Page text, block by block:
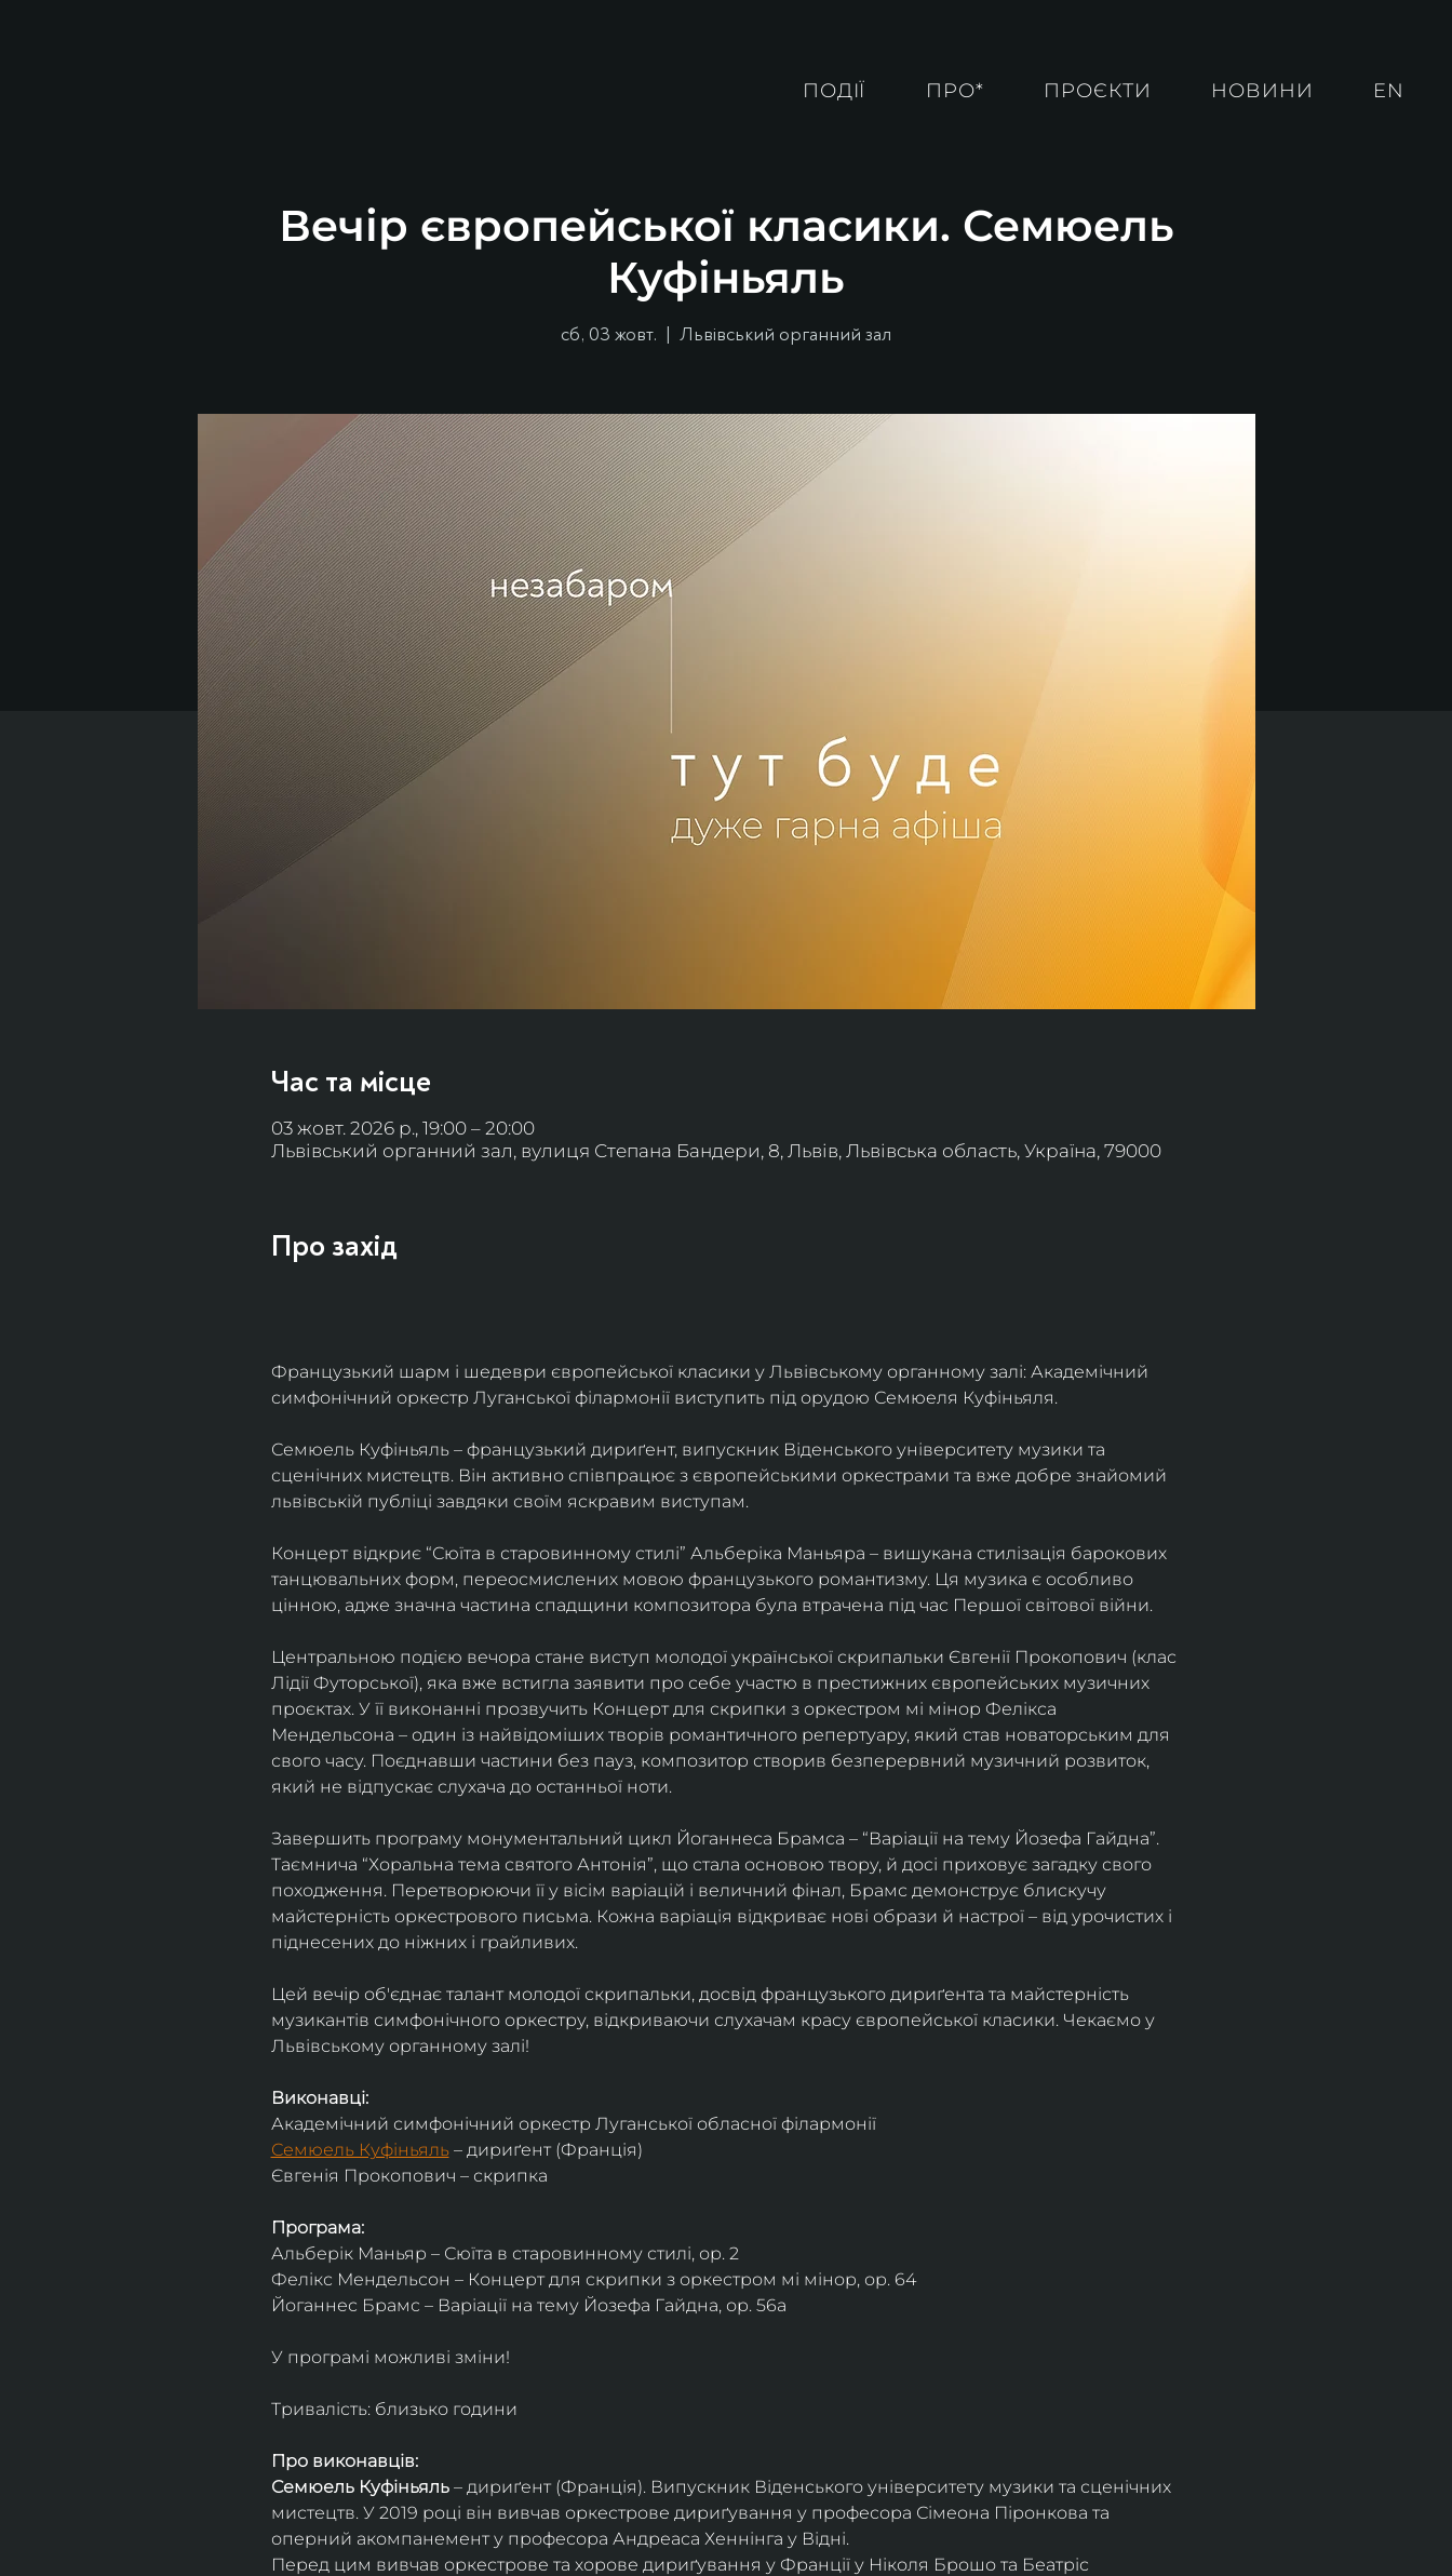
ПОДІЇ ПРО* ПРОЄКТИ НОВИНИ EN
Вечір європейської класики. Семюель
Куфіньяль
сб, 03 жовт.
  |
Львівський органний зал
Час та місце
03 жовт. 2026 р., 19:00 – 20:00
Львівський органний зал, вулиця Степана Бандери, 8, Львів, Львівська область, Україна, 79000
Про захід
Французький шарм і шедеври європейської класики у Львівському органному залі: Академічний
симфонічний оркестр Луганської філармонії виступить під орудою Семюеля Куфіньяля.
Семюель Куфіньяль – французький дириґент, випускник Віденського університету музики та
сценічних мистецтв. Він активно співпрацює з європейськими оркестрами та вже добре знайомий
львівській публіці завдяки своїм яскравим виступам.
Концерт відкриє “Сюїта в старовинному стилі” Альберіка Маньяра – вишукана стилізація барокових
танцювальних форм, переосмислених мовою французького романтизму. Ця музика є особливо
цінною, адже значна частина спадщини композитора була втрачена під час Першої світової війни.
Центральною подією вечора стане виступ молодої української скрипальки Євгенії Прокопович (клас
Лідії Футорської), яка вже встигла заявити про себе участю в престижних європейських музичних
проєктах. У її виконанні прозвучить Концерт для скрипки з оркестром мі мінор Фелікса
Мендельсона – один із найвідоміших творів романтичного репертуару, який став новаторським для
свого часу. Поєднавши частини без пауз, композитор створив безперервний музичний розвиток,
який не відпускає слухача до останньої ноти.
Завершить програму монументальний цикл Йоганнеса Брамса – “Варіації на тему Йозефа Гайдна”.
Таємнича “Хоральна тема святого Антонія”, що стала основою твору, й досі приховує загадку свого
походження. Перетворюючи її у вісім варіацій і величний фінал, Брамс демонструє блискучу
майстерність оркестрового письма. Кожна варіація відкриває нові образи й настрої – від урочистих і
піднесених до ніжних і грайливих.
Цей вечір об'єднає талант молодої скрипальки, досвід французького дириґента та майстерність
музикантів симфонічного оркестру, відкриваючи слухачам красу європейської класики. Чекаємо у
Львівському органному залі!
Виконавці:
Академічний симфонічний оркестр Луганської обласної філармонії
Семюель Куфіньяль – дириґент (Франція)
Євгенія Прокопович – скрипка
Програма:
Альберік Маньяр – Сюїта в старовинному стилі, ор. 2
Фелікс Мендельсон – Концерт для скрипки з оркестром мі мінор, ор. 64
Йоганнес Брамс – Варіації на тему Йозефа Гайдна, ор. 56a
У програмі можливі зміни!
Тривалість: близько години
Про виконавців:
Семюель Куфіньяль – дириґент (Франція). Випускник Віденського університету музики та сценічних
мистецтв. У 2019 році він вивчав оркестрове дириґування у професора Сімеона Піронкова та
оперний акомпанемент у професора Андреаса Хеннінга у Відні.
Перед цим вивчав оркестрове та хорове дириґування у Франції у Ніколя Брошо та Беатріс